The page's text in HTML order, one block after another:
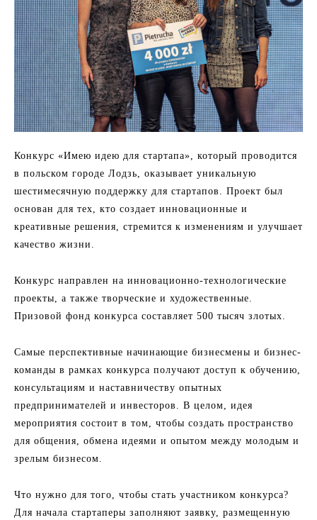
Конкурс «Имею идею для стартапа», который проводится
в польском городе Лодзь, оказывает уникальную
шестимесячную поддержку для стартапов. Проект был
основан для тех, кто создает инновационные и
креативные решения, стремится к изменениям и улучшает
качество жизни.
Конкурс направлен на инновационно-технологические
проекты, а также творческие и художественные.
Призовой фонд конкурса составляет 500 тысяч злотых.
Самые перспективные начинающие бизнесмены и бизнес-
команды в рамках конкурса получают доступ к обучению,
консультациям и наставничеству опытных
предпринимателей и инвесторов. В целом, идея
мероприятия состоит в том, чтобы создать пространство
для общения, обмена идеями и опытом между молодым и
зрелым бизнесом.
Что нужно для того, чтобы стать участником конкурса?
Для начала стартаперы заполняют заявку, размещенную